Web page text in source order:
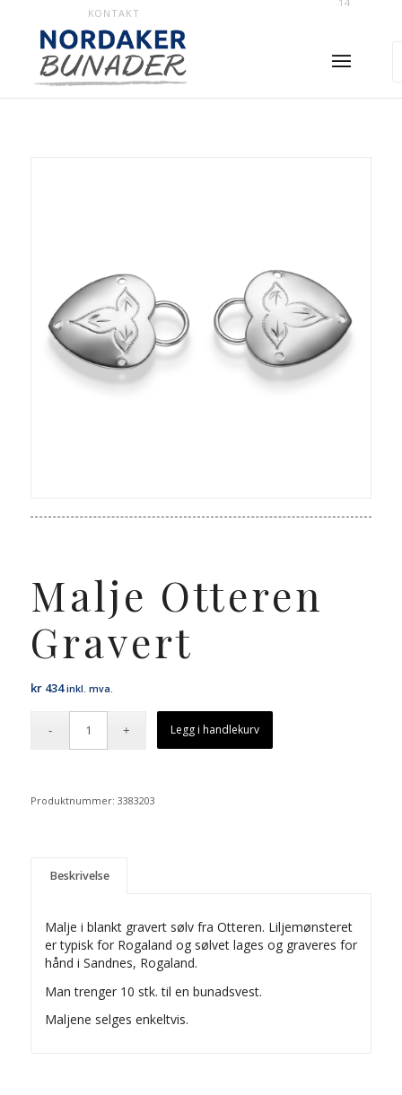
KONTAKT
Malje Otteren
Gravert
kr434 inkl. mva.
Legg i handlekurv
Produktnummer: 3383203
Beskrivelse
Malje i blankt gravert sølv fra Otteren. Liljemønsteret
er typisk for Rogaland og sølvet lages og graveres for
hånd i Sandnes, Rogaland.
Man trenger 10 stk. til en bunadsvest.
Maljene selges enkeltvis.